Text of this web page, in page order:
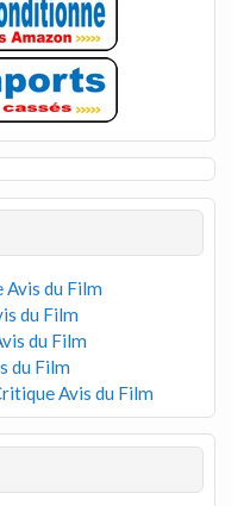
Avis du Film
du Film
du Film
du Film
Avis du Film